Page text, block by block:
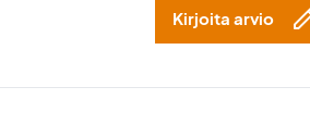
Kirjoita arvio